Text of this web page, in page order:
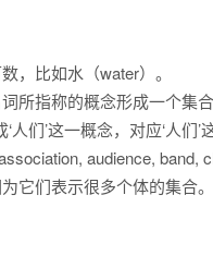
，比如水（water）。
所指称的概念形成一个集
人们’这一概念，对应‘人们
audience,
它们表示很多个体的集合